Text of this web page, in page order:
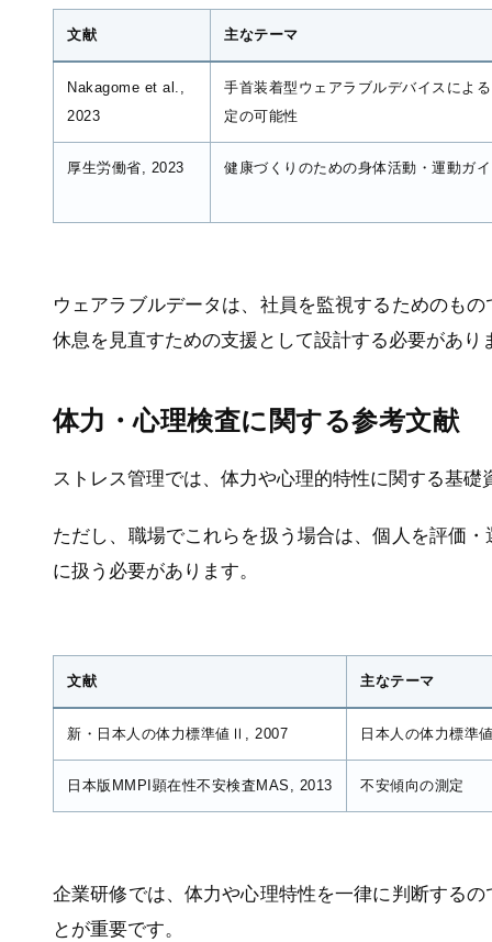
文献 主なテーマ
Nakagome et al.,
2023
手首装着型ウェアラブルデバイスによ
定の可能性
厚生労働省, 2023 健康づくりのための身体活動・運動ガ
ウェアラブルデータは、社員を監視するためのも
休息を見直すための支援として設計する必要があり
体力・心理検査に関する参考文献
ストレス管理では、体力や心理的特性に関する基礎
ただし、職場でこれらを扱う場合は、個人を評価
に扱う必要があります。
文献 主なテーマ
新・日本人の体力標準値Ⅱ, 2007 日本人の体力標準
日本版MMPI顕在性不安検査MAS, 2013 不安傾向の測定
企業研修では、体力や心理特性を一律に判断する
とが重要です。